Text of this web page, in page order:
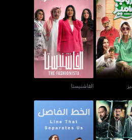
الماميز الفاشنيستا
الفاشنيستا